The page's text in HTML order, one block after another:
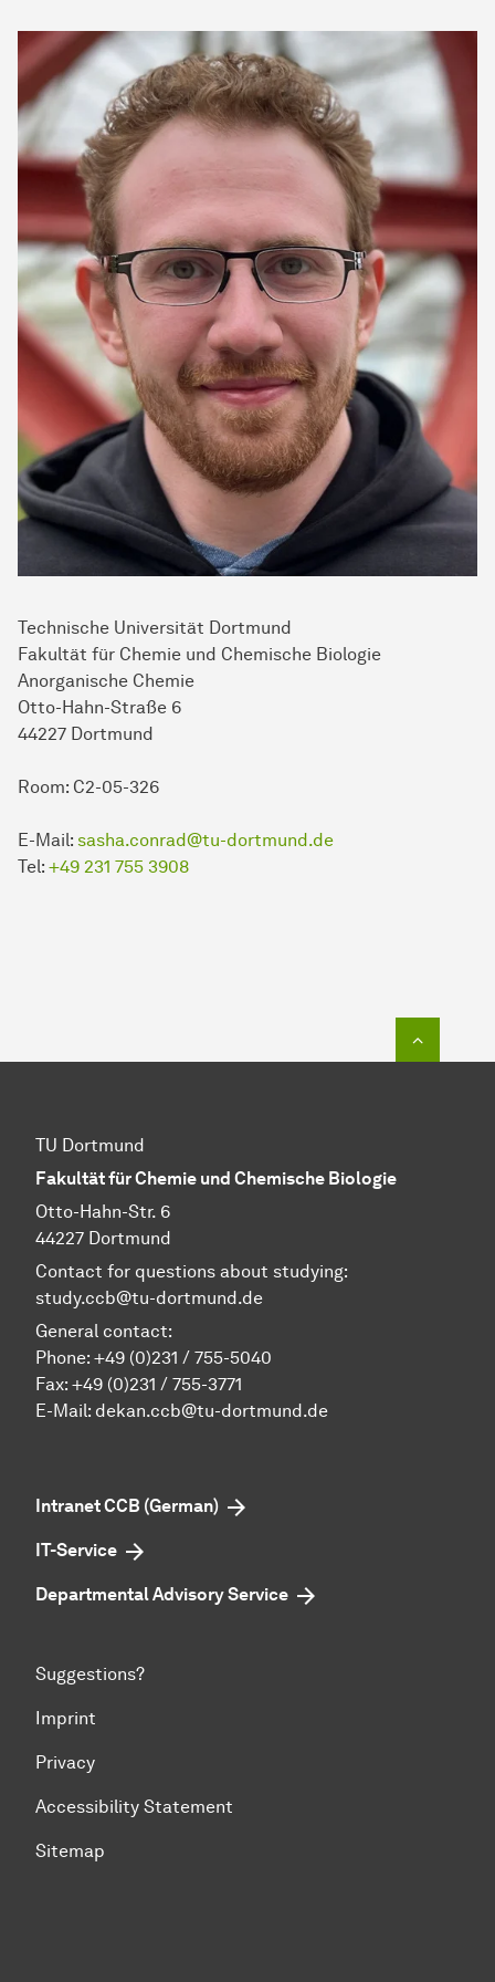
Technische Universität Dortmund
Fakultät für Chemie und Chemische Biologie
Anorganische Chemie
Otto-Hahn-Straße 6
44227 Dortmund
Room: C2-05-326
E-Mail: sasha.conrad@tu-dortmund.de
Tel: +49 231 755 3908
TU Dortmund
Fakultät für Chemie und Chemische Biologie
Otto-Hahn-Str. 6
44227 Dortmund
Contact for questions about studying:
study.ccb@tu-dortmund.de
General contact:
Phone: +49 (0)231 / 755-5040
Fax: +49 (0)231 / 755-3771
E-Mail: dekan.ccb@tu-dortmund.de
Intranet CCB (German)
IT-Service
Departmental Advisory Service
Suggestions?
Imprint
Privacy
Accessibility Statement
Sitemap